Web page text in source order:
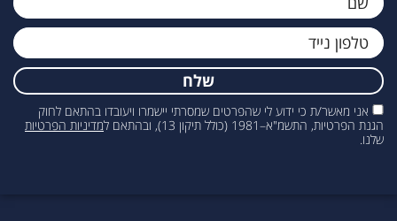
אני מאשר/ת כי ידוע לי שהפרטים שמסרתי יישמרו ויעובדו בהתאם לחוק
הגנת הפרטיות, התשמ"א–1981 (כולל תיקון 13), ובהתאם ל
מדיניות הפרטיות
שלנו.
שלח